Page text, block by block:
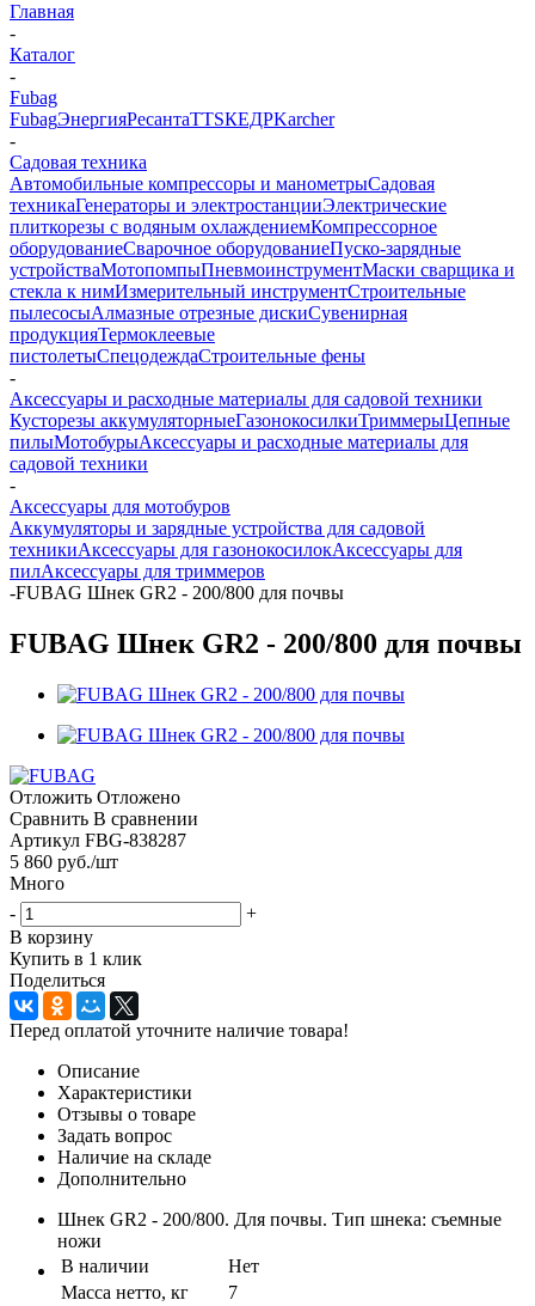
Главная
-
Каталог
-
Fubag
FubagЭнергияРесантаTTSКЕДРKarcher
-
Садовая техника
Автомобильные компрессоры и манометрыСадовая
техникаГенераторы и электростанцииЭлектрические
плиткорезы с водяным охлаждениемКомпрессорное
оборудованиеСварочное оборудованиеПуско-зарядные
устройстваМотопомпыПневмоинструментМаски сварщика и
стекла к нимИзмерительный инструментСтроительные
пылесосыАлмазные отрезные дискиСувенирная
продукцияТермоклеевые
пистолетыСпецодеждаСтроительные фены
-
Аксессуары и расходные материалы для садовой техники
Кусторезы аккумуляторныеГазонокосилкиТриммерыЦепные
пилыМотобурыАксессуары и расходные материалы для
садовой техники
-
Аксессуары для мотобуров
Аккумуляторы и зарядные устройства для садовой
техникиАксессуары для газонокосилокАксессуары для
пилАксессуары для триммеров
-FUBAG Шнек GR2 - 200/800 для почвы
FUBAG Шнек GR2 - 200/800 для почвы
Отложить Отложено
Сравнить В сравнении
Артикул FBG-838287
5 860 руб./шт
Много
-
+
В корзину
Купить в 1 клик
Поделиться
Перед оплатой уточните наличие товара!
Описание
Характеристики
Отзывы о товаре
Задать вопрос
Наличие на складе
Дополнительно
Шнек GR2 - 200/800. Для почвы. Тип шнека: съемные
ножи
В наличии
Нет
Масса нетто, кг
7